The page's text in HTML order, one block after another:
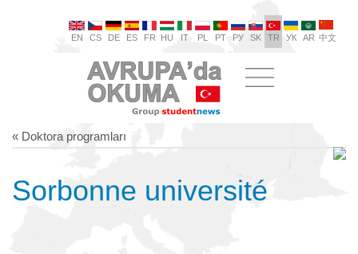
EN CS DE ES FR HU IT PL PT РУ SK TR УК AR 中文
« Doktora programları
Sorbonne université